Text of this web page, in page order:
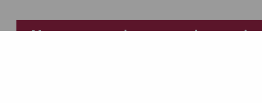
Meer over onze bestuursondersteuning